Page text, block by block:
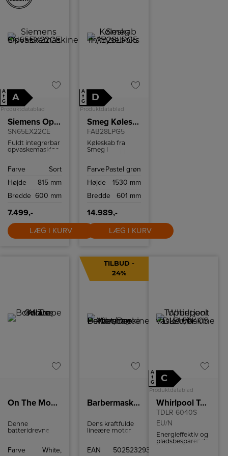
A
↑
G
A
Produktdatablad
Siemens Opvaskemaskine
SN65EX22CE
Fuldt integrerbar
opvaskemaskine
Farve
Sort
Højde
815 mm
Bredde 600 mm
7.499,-
LÆG I KURV
A
↑
G
D
Produktdatablad
Smeg Køleskab m/fryseboks
FAB28LPG5
Køleskab fra
Smeg i
grøntsagsskuffe
belysning.
FarvePastel grøn
Højde
1530 mm
Bredde
601 mm
14.989,-
LÆG I KURV
On The Move Bordlampe White
Denne
batteridrevne
moderne og
Farve
White,
TILBUD -
24%
Barbermaskine Advance Performance Wet/Dry
Dens kraftfulde
lineære motor
13.000 cpm
EAN
5025232938193
A
↑
G
C
Produktdatablad
Whirlpool Topbetjent vaskemaskine
TDLR 6040S
EU/N
Energieffektiv og
pladsbesparende